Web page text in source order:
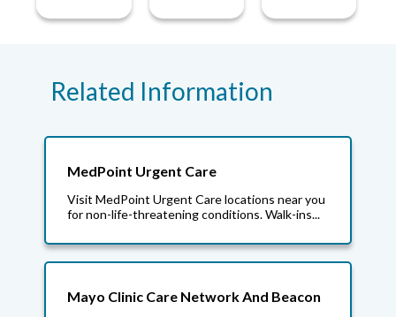
Related Information
MedPoint Urgent Care
Visit MedPoint Urgent Care locations near you
for non-life-threatening conditions. Walk-ins...
Mayo Clinic Care Network And Beacon